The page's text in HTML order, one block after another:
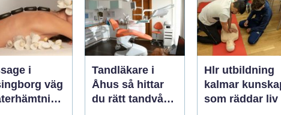
i
väg
Tandläkare i
Åhus så hittar
du rätt tandvård
Hlr utbildning
kalmar kunskap
som räddar liv